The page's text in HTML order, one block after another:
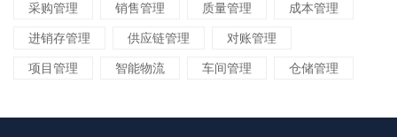
采购管理 销售管理 质量管理 成本管理
进销存管理 供应链管理 对账管理
项目管理 智能物流 车间管理 仓储管理